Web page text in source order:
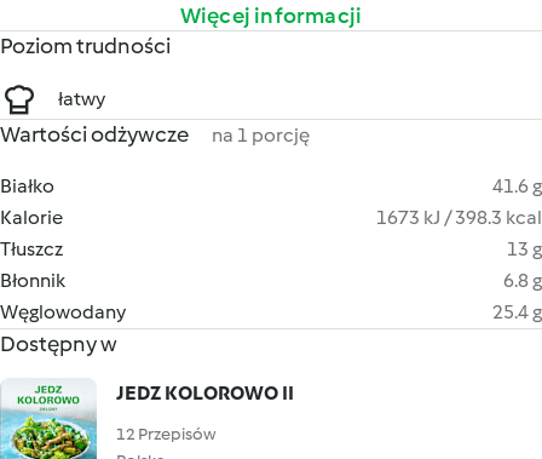
Więcej informacji
Poziom trudności
łatwy
Wartości odżywcze na 1 porcję
Białko
41.6 g
Kalorie
1673 kJ / 398.3 kcal
Tłuszcz
13 g
Błonnik
6.8 g
Węglowodany
25.4 g
Dostępny w
JEDZ KOLOROWO II
12 Przepisów